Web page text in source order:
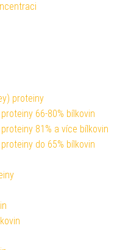
proteiny
66-80% bílkovin
81% a více bílkovin
do 65% bílkovin